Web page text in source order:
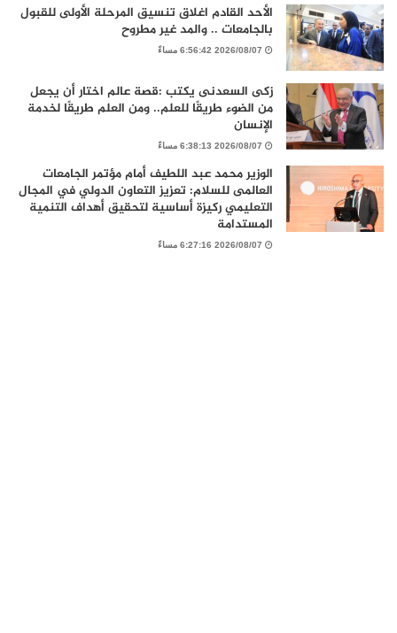
الأحد القادم اغلاق تنسيق المرحلة الأولى للقبول
بالجامعات .. والمد غير مطروح
2026/08/07 6:56:42 مساءً
زكى السعدنى يكتب :قصة عالم اختار أن يجعل
من الضوء طريقًا للعلم.. ومن العلم طريقًا لخدمة
الإنسان
2026/08/07 6:38:13 مساءً
الوزير محمد عبد اللطيف أمام مؤتمر الجامعات
العالمى للسلام: تعزيز التعاون الدولي في المجال
التعليمي ركيزة أساسية لتحقيق أهداف التنمية
المستدامة
2026/08/07 6:27:16 مساءً